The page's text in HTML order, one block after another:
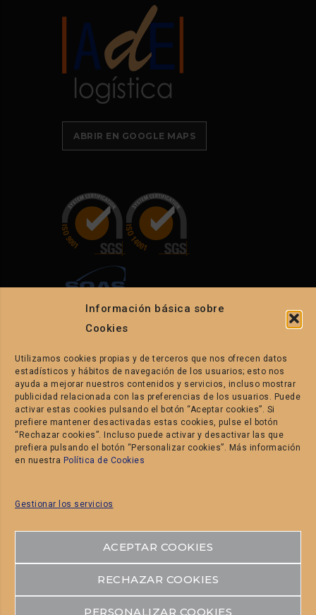
Información básica sobre
Cookies
Utilizamos cookies propias y de terceros que nos ofrecen datos
estadísticos y hábitos de navegación de los usuarios; esto nos
ayuda a mejorar nuestros contenidos y servicios, incluso mostrar
publicidad relacionada con las preferencias de los usuarios. Puede
activar estas cookies pulsando el botón “Aceptar cookies”. Si
prefiere mantener desactivadas estas cookies, pulse el botón
“Rechazar cookies”. Incluso puede activar y desactivar las que
prefiera pulsando el botón “Personalizar cookies”. Más información
en nuestra Política de Cookies
Gestionar los servicios
ACEPTAR COOKIES
RECHAZAR COOKIES
PERSONALIZAR COOKIES
ABRIR EN GOOGLE MAPS
CONTACTO
C/. Els Conills parcelas 86-88. P.I.
La Pahilla.
46370 Chiva – Valencia
Tel. +34 962 524 481
Fax:+34 962 523 089